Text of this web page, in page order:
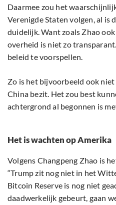
Daarmee zou het
Verenigde Staten volgen, al is
duidelijk. Want zoals Zhao
overheid is niet zo
beleid te voorspellen.
Zo is het bijvoorbeeld ook
China bezit. Het zou best
achtergrond al begonnen is
Het is wachten op Amerika
Volgens Changpeng Zhao is
“Trump zit nog niet in het
Bitcoin Reserve is nog niet
daadwerkelijk gebeurt, gaan